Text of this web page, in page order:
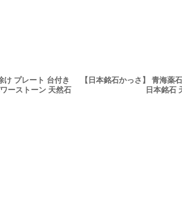
け プレート 台付き
ーストーン 天然石
【日本銘石かっさ】 青海
日本銘石